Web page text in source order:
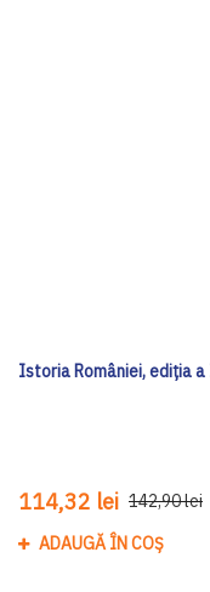
Istoria României, ediția
114,32 lei 142,90 lei
ADAUGĂ ÎN COȘ